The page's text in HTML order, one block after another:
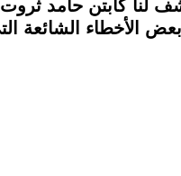
لنا كابتن حامد
الأخطاء الشائعة